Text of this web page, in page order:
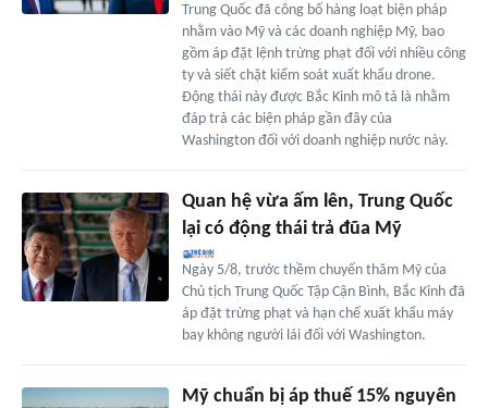
Trung Quốc đã công bố hàng loạt biện pháp
nhằm vào Mỹ và các doanh nghiệp Mỹ, bao
gồm áp đặt lệnh trừng phạt đối với nhiều công
ty và siết chặt kiểm soát xuất khẩu drone.
Động thái này được Bắc Kinh mô tả là nhằm
đáp trả các biện pháp gần đây của
Washington đối với doanh nghiệp nước này.
Quan hệ vừa ấm lên, Trung Quốc
lại có động thái trả đũa Mỹ
Ngày 5/8, trước thềm chuyến thăm Mỹ của
Chủ tịch Trung Quốc Tập Cận Bình, Bắc Kinh đã
áp đặt trừng phạt và hạn chế xuất khẩu máy
bay không người lái đối với Washington.
Mỹ chuẩn bị áp thuế 15% nguyên